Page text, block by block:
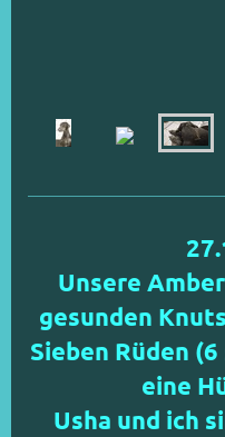
Unsere
gesunden
Sieben Rüden
eine
Usha und ich